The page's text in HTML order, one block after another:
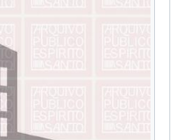
CINE.43.PAL - Cine Palácio, 1978
- Cine Ritz Conceição, 2007
- Cine Teatro Elda, Sem data
CINE.43.VAL - Cine Valeska, 2007
- Cine Teatro São José, 1953-2013